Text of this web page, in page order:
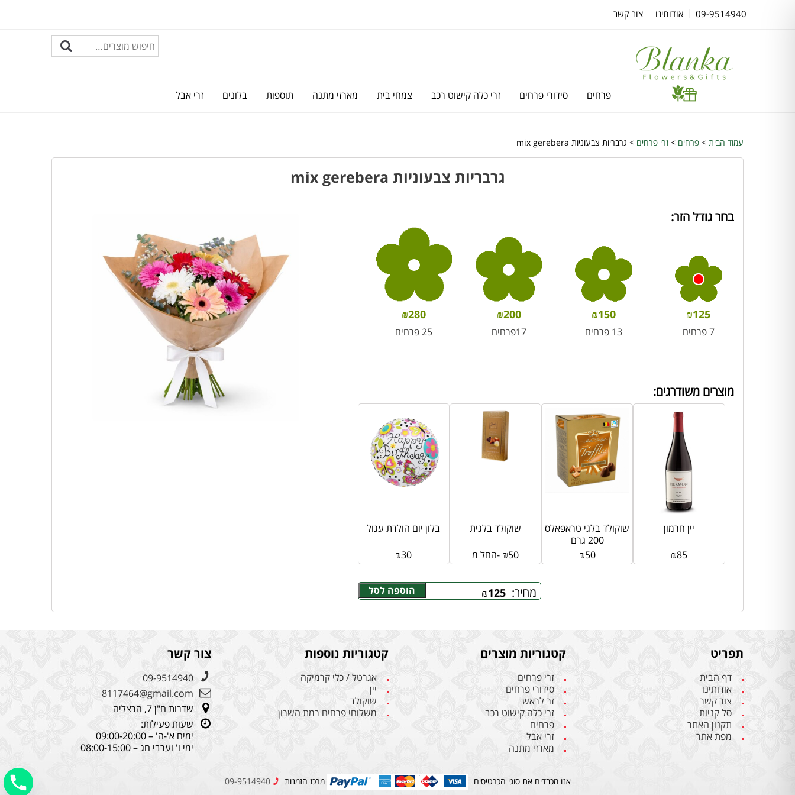
09-9514940 אודותינו צור קשר
פרחים סידורי פרחים זרי כלה קישוט רכב צמחי בית מארזי מתנה תוספות בלונים זרי אבל
עמוד הבית > פרחים > זרי פרחים > גרבריות צבעוניות mix gerebera
גרבריות צבעוניות mix gerebera
בחר גודל הזר:
₪125
7 פרחים
₪150
13 פרחים
₪200
17פרחים
₪280
25 פרחים
מחיר: ₪125 הוספה לסל
מוצרים משודרגים:
בלון יום הולדת עגול
₪30
שוקולד בלגית
החל מ- ₪50
שוקולד בלגי טראפאלס
200 גרם
₪50
יין חרמון
₪85
תפריט
דף הבית
אודותינו
צור קשר
סל קניות
תקנון האתר
מפת אתר
קטגוריות מוצרים
זרי פרחים
סידורי פרחים
זר לראש
זרי כלה קישוט רכב
פרחים
זרי אבל
מארזי מתנה
קטגוריות נוספות
אגרטל / כלי קרמיקה
יין
שוקולד
משלוחי פרחים רמת השרון
צור קשר
09-9514940
8117464@gmail.com
שדרות ח"ן 7, הרצליה
שעות פעילות:
ימים א'-ה' – 09:00-20:00
ימי ו' וערבי חג – 08:00-15:00
אנו מכבדים את סוגי הכרטיסים מרכז הזמנות 09-9514940